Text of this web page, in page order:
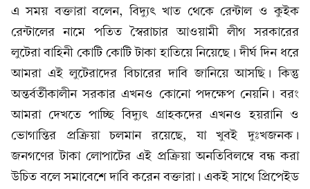
এ সময় বক্তারা বলেন, বিদ্যুৎ খাত থেকে রেন্টাল ও কুইক
রেন্টালের নামে পতিত স্বৈরাচার আওয়ামী লীগ সরকারের
লুটেরা বাহিনী কোটি কোটি টাকা হাতিয়ে নিয়েছে। দীর্ঘ দিন ধরে
আমরা এই লুটেরাদের বিচারের দাবি জানিয়ে আসছি। কিন্তু
অন্তর্বর্তীকালীন সরকার এখনও কোনো পদক্ষেপ নেয়নি। বরং
আমরা দেখতে পাচ্ছি বিদ্যুৎ গ্রাহকদের এখনও হয়রানি ও
ভোগান্তির প্রক্রিয়া চলমান রয়েছে, যা খুবই দুঃখজনক।
জনগণের টাকা লোপাটের এই প্রক্রিয়া অনতিবিলম্বে বন্ধ করা
উচিত বলে সমাবেশে দাবি করেন বক্তারা। একই সাথে প্রিপেইড